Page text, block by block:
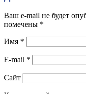
Ваш e-mail не будет
помечены *
Имя *
E-mail *
Сайт